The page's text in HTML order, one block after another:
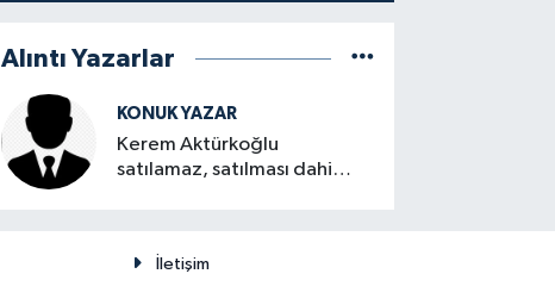
Alıntı Yazarlar
KONUK YAZAR
Kerem Aktürkoğlu
satılamaz, satılması dahi
İletişim